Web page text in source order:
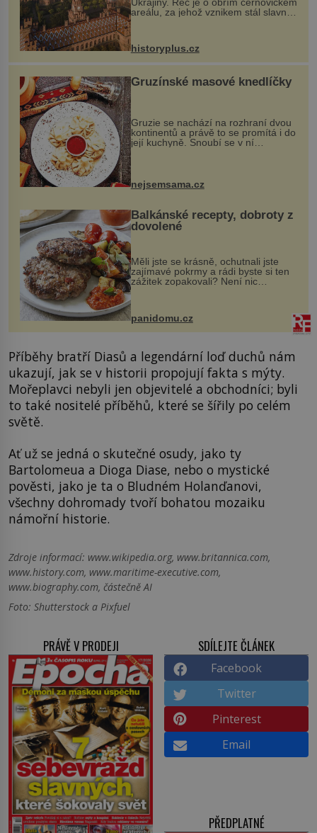
areálu, za jehož vznikem stál slavný
český architekt Josef Hlávka. Ten si
na něm dal mimořádně záležet. Jeho
stavební plány by při ...
historyplus.cz
Gruzínské masové knedlíčky
Gruzie se nachází na rozhraní dvou
kontinentů a právě to se promítá i do
její kuchyně. Snoubí se v ní
evropské a asijské chutě a díky tomu
vznikají rozmanité a chuťově bohaté
pokrmy, které rozhodně st...
nejsemsama.cz
Balkánské recepty, dobroty z
dovolené
Měli jste se krásně, ochutnali jste
zajímavé pokrmy a rádi byste si ten
zážitek zopakovali? Není nic
snazšího. Pljeskavica (10 porcí)
Možná jste ji ochutnali na dovolené v
panidomu.cz
Příběhy bratří Diasů a legendární loď duchů nám
ukazují, jak se v historii propojují fakta s mýty.
Mořeplavci nebyli jen objevitelé a obchodníci; byli
to také nositelé příběhů, které se šířily po celém
světě.
Ať už se jedná o skutečné osudy, jako ty
Bartolomeua a Dioga Diase, nebo o mystické
pověsti, jako je ta o Bludném Holanďanovi,
všechny dohromady tvoří bohatou mozaiku
námořní historie.
Zdroje informací: www.wikipedia.org, www.britannica.com,
www.history.com, www.maritime-executive.com,
www.biography.com, částečně AI
Foto: Shutterstock a Pixfuel
PRÁVĚ V PRODEJI SDÍLEJTE ČLÁNEK
Facebook
Twitter
Pinterest
Email
PŘEDPLATNÉ